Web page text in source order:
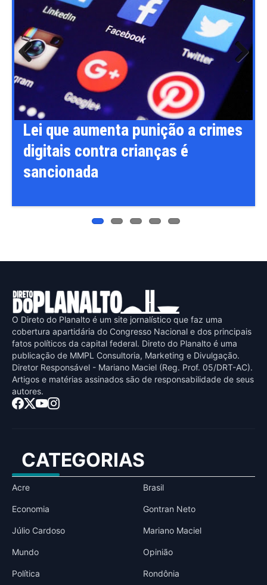
Flávio Bolsonaro anuncia Alfredo
Gaspar, relator da CPI do INSS,
como vice na disputa à
Previ
ous
Next
O Direto do Planalto é um site jornalístico que faz uma
cobertura apartidária do Congresso Nacional e dos principais
fatos políticos da capital federal. Direto do Planalto é uma
publicaçāo de MMPL Consultoria, Marketing e Divulgaçāo.
Diretor Responsável - Mariano Maciel (Reg. Prof. 05/DRT-AC).
Artigos e matérias assinados sāo de responsabilidade de seus
autores.
CATEGORIAS
Acre Brasil
Economia Gontran Neto
Júlio Cardoso Mariano Maciel
Mundo Opinião
Política Rondônia